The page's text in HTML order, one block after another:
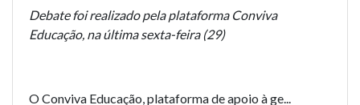
Debate foi realizado pela plataforma Conviva
Educação, na última sexta-feira (29)
O Conviva Educação, plataforma de apoio à ge...